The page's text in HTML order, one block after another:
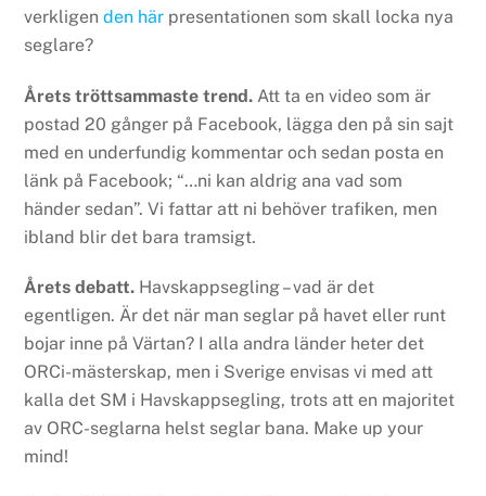
verkligenden här presentationen som skall locka nya
seglare?
Årets tröttsammaste trend. Att ta en video som är
postad 20 gånger på Facebook, lägga den på sin sajt
med en underfundig kommentar och sedan posta en
länk på Facebook; “…ni kan aldrig ana vad som
händer sedan”. Vi fattar att ni behöver trafiken, men
ibland blir det bara tramsigt.
Årets debatt. Havskappsegling – vad är det
egentligen. Är det när man seglar på havet eller runt
bojar inne på Värtan? I alla andra länder heter det
ORCi-mästerskap, men i Sverige envisas vi med att
kalla det SM i Havskappsegling, trots att en majoritet
av ORC-seglarna helst seglar bana. Make up your
mind!